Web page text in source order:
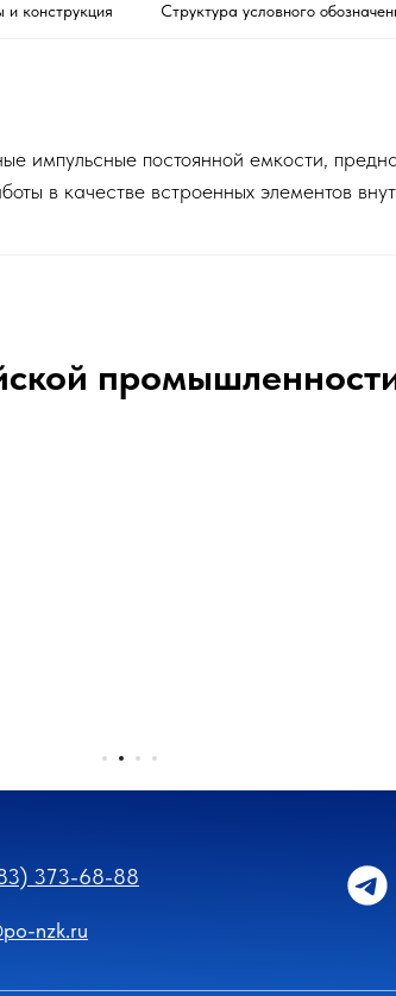
конструкция Структура условного
импульсные постоянной емкости,
в качестве встроенных элементов
nzk.ru
373-68-88